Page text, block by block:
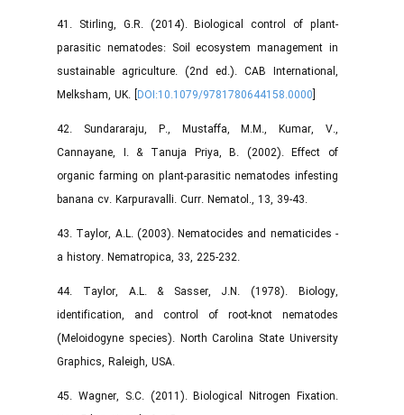
41. Stirling, G.R. (2014). Biological control of plant-
parasitic nematodes: Soil ecosystem management in
sustainable agriculture. (2nd ed.). CAB International,
Melksham, UK. [DOI:10.1079/9781780644158.0000
42. Sundararaju, P., Mustaffa, M.M., Kumar, V.,
Cannayane, I. & Tanuja Priya, B. (2002). Effect of
organic farming on plant-parasitic nematodes infesting
banana cv. Karpuravalli. Curr. Nematol., 13, 39-43.
43. Taylor, A.L. (2003). Nematocides and nematicides -
a history. Nematropica, 33, 225-232.
44. Taylor, A.L. & Sasser, J.N. (1978). Biology,
identification, and control of root-knot nematodes
(Meloidogyne species). North Carolina State University
Graphics, Raleigh, USA.
45. Wagner, S.C. (2011). Biological Nitrogen Fixation.